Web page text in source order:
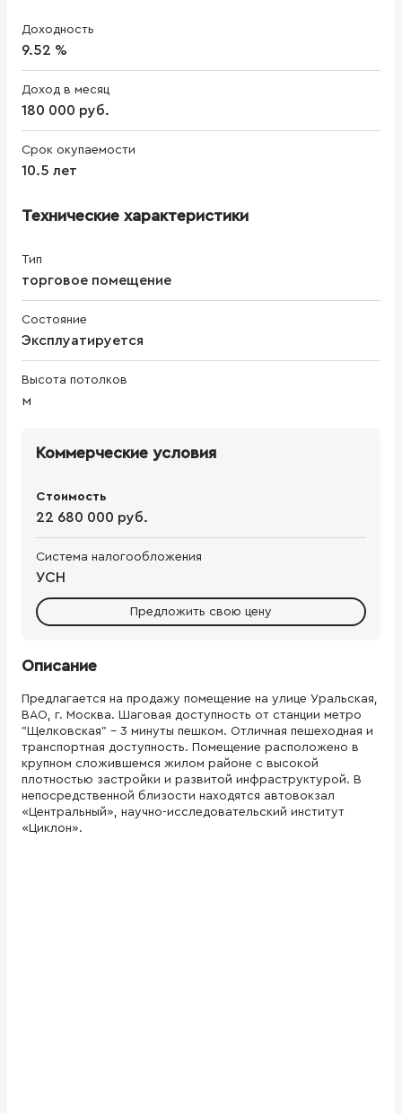
Доходность
9.52 %
Доход в месяц
180 000 руб.
Срок окупаемости
10.5 лет
Технические характеристики
Тип
торговое помещение
Состояние
Эксплуатируется
Высота потолков
м
Коммерческие условия
Стоимость
22 680 000 руб.
Система налогообложения
УСН
Предложить свою цену
Описание
Предлагается на продажу помещение на улице Уральская,
ВАО, г. Москва. Шаговая доступность от станции метро
"Щелковская" - 3 минуты пешком. Отличная пешеходная и
транспортная доступность. Помещение расположено в
крупном сложившемся жилом районе с высокой
плотностью застройки и развитой инфраструктурой. В
непосредственной близости находятся автовокзал
«Центральный», научно-исследовательский институт
«Циклон».